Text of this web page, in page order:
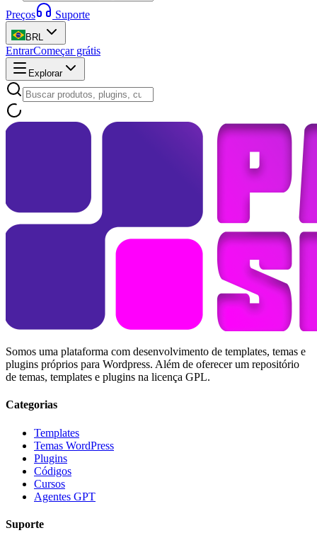
Preços Suporte
BRL
EntrarComeçar grátis
Explorar
Somos uma plataforma com desenvolvimento de templates, temas e
plugins próprios para Wordpress. Além de oferecer um repositório
de temas, templates e plugins na licença GPL.
Categorias
Templates
Temas WordPress
Plugins
Códigos
Cursos
Agentes GPT
Suporte